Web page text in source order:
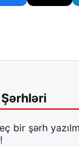
bir şərh